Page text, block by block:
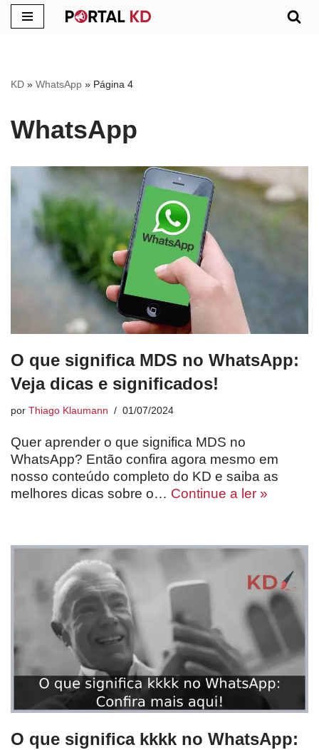
conteúdo
KD » WhatsApp » Página 4
WhatsApp
O que significa MDS no WhatsApp:
Veja dicas e significados!
por Thiago Klaumann 01/07/2024
Quer aprender o que significa MDS no
WhatsApp? Então confira agora mesmo em
nosso conteúdo completo do KD e saiba as
melhores dicas sobre o… Continue a ler »
O que significa kkkk no WhatsApp: